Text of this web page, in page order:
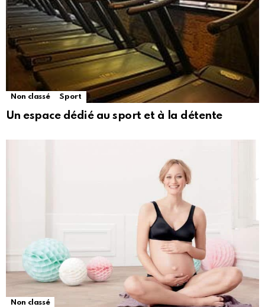
Non classé Sport
Un espace dédié au sport et à la détente
Non classé